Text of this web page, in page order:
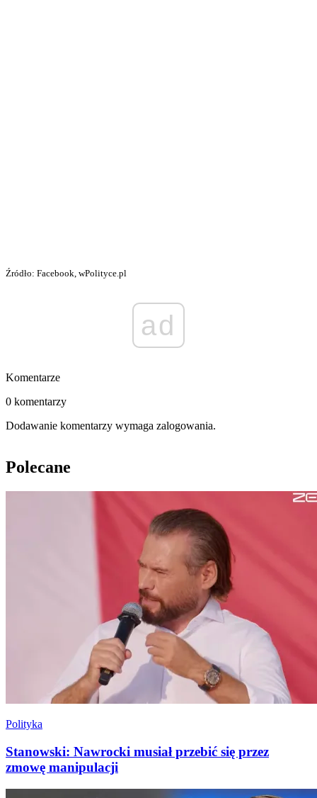
Źródło: Facebook, wPolityce.pl
ad
Komentarze
0 komentarzy
Dodawanie komentarzy wymaga zalogowania.
Polecane
Polityka
Stanowski: Nawrocki musiał przebić się przez
zmowę manipulacji